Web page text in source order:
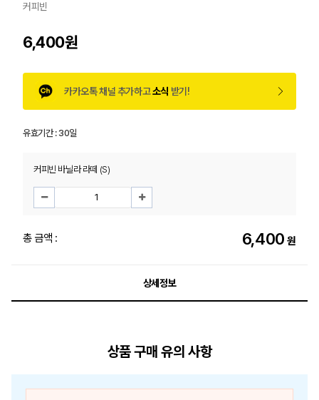
커피빈
6,400원
카카오톡 채널 추가하고소식 받기!
유효기간 :30일
커피빈 바닐라 라떼 (S)
총 금액 : 6,400 원
상세정보
상품 구매 유의 사항